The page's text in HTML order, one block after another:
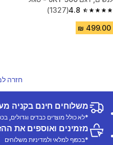
4.8
4.8 out of 5 stars from 1327 reviews
(1327)
חזרה
משלוחים חינם בקניה מעל 249
*לא כולל מוצרים כבדים וגדולים,
מזמינים ואוספים את
*בכפוף למלאי ולמדיניות משלוחים